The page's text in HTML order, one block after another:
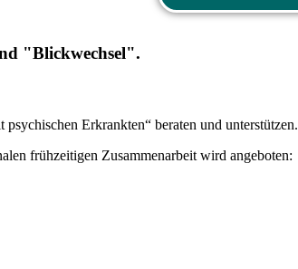
"Blickwechsel".
Erkrankten“ beraten und unterstützen.
frühzeitigen Zusammenarbeit wird angeboten: